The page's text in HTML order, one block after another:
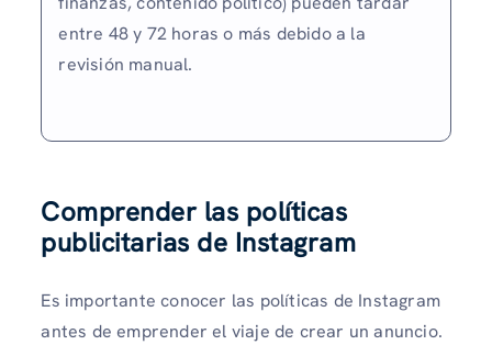
entre 48 y 72 horas o más debido a la
revisión manual.
Comprender las políticas
publicitarias de Instagram
Es importante conocer las políticas de Instagram
antes de emprender el viaje de crear un anuncio.